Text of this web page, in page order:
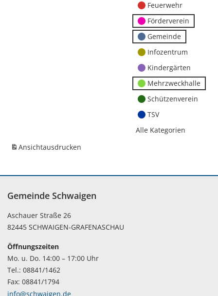
Feuerwehr
Förderverein
Gemeinde
Infozentrum
Kindergärten
Mehrzweckhalle
Schützenverein
TSV
Alle Kategorien
Ansichtausdrucken
Gemeinde Schwaigen
Aschauer Straße 26
82445 SCHWAIGEN-GRAFENASCHAU
Öffnungszeiten
Mo. u. Do. 14:00 – 17:00 Uhr
Tel.: 08841/1462
Fax: 08841/1794
info@schwaigen.de